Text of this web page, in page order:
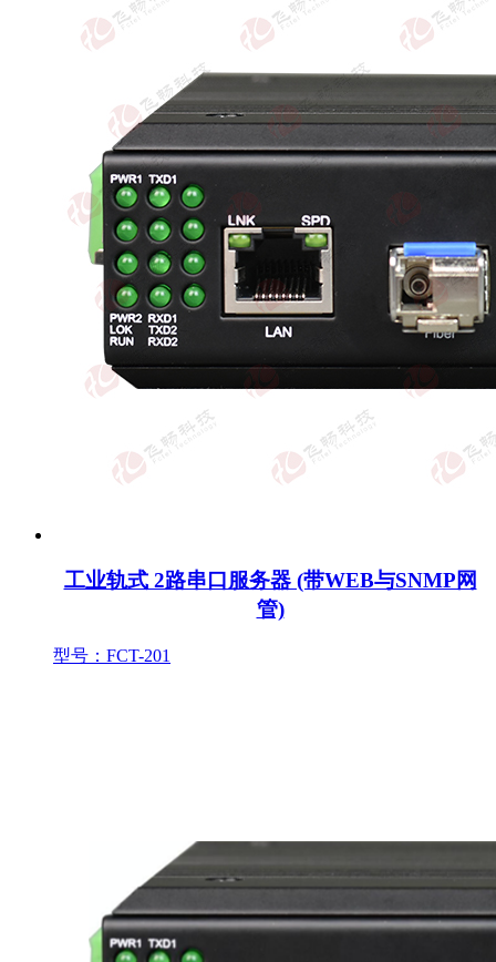
工业轨式 2路串口服务器 (带WEB与SNMP网
管)
型号：FCT-201